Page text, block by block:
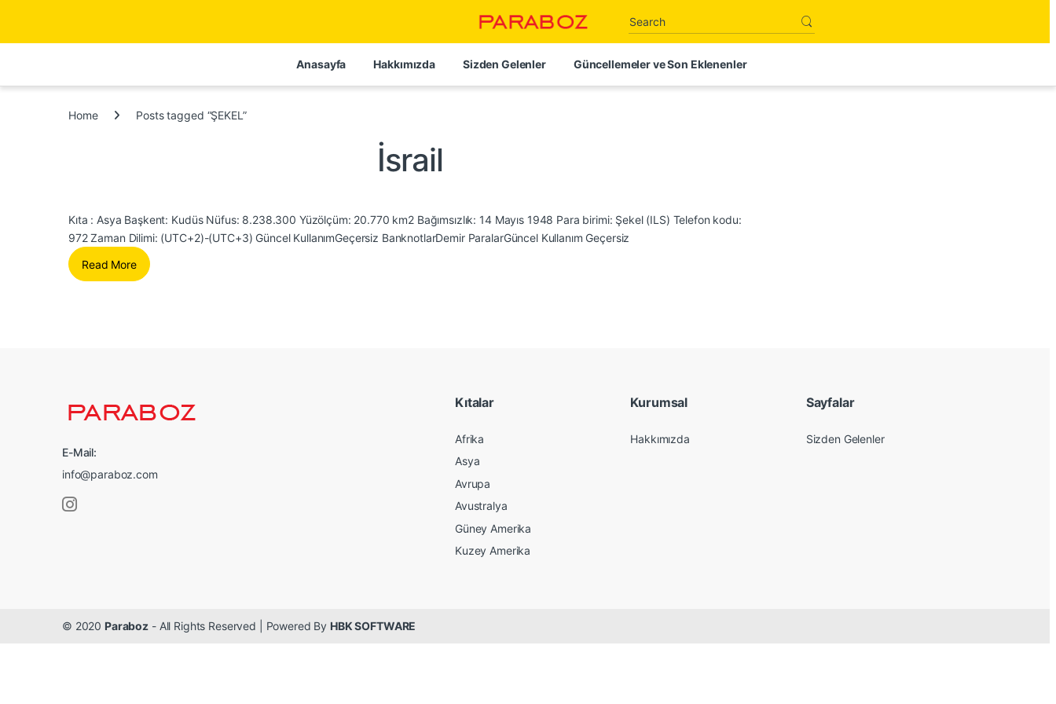
Search for:
Anasayfa
Hakkımızda Sizden Gelenler Güncellemeler ve Son Eklenenler
Home Posts tagged “ŞEKEL”
İsrail
Kıta : Asya Başkent: Kudüs Nüfus: 8.238.300 Yüzölçüm: 20.770 km2 Bağımsızlık: 14 Mayıs 1948 Para birimi: Şekel (ILS) Telefon kodu:
972 Zaman Dilimi: (UTC+2)-(UTC+3) Güncel KullanımGeçersiz BanknotlarDemir ParalarGüncel Kullanım Geçersiz
Read More
E-Mail:
info@paraboz.com
Kıtalar
Afrika
Asya
Avrupa
Avustralya
Güney Amerika
Kuzey Amerika
Kurumsal
Hakkımızda
Sayfalar
Sizden Gelenler
© 2020 Paraboz - All Rights Reserved | Powered By HBK SOFTWARE